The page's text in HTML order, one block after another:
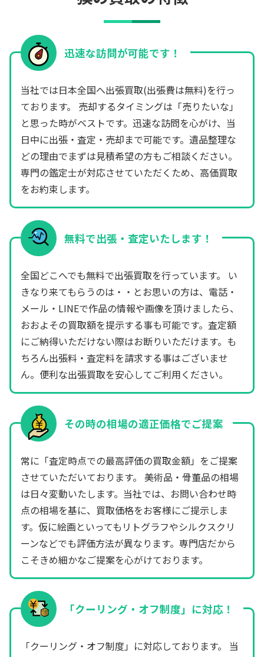
迅速な訪問が可能です！
当社では日本全国へ出張買取(出張費は無料)を行っ
ております。 売却するタイミングは「売りたいな」
と思った時がベストです。迅速な訪問を心がけ、当
日中に出張・査定・売却まで可能です。遺品整理な
どの理由でまずは見積希望の方もご相談ください。
専門の鑑定士が対応させていただくため、高価買取
をお約束します。
無料で出張・査定いたします！
全国どこへでも無料で出張買取を行っています。 い
きなり来てもらうのは・・とお思いの方は、電話・
メール・LINEで作品の情報や画像を頂けましたら、
おおよその買取額を提示する事も可能です。査定額
にご納得いただけない際はお断りいただけます。も
ちろん出張料・査定料を請求する事はございませ
ん。便利な出張買取を安心してご利用ください。
その時の相場の適正価格でご提案
常に「査定時点での最高評価の買取金額」をご提案
させていただいております。 美術品・骨董品の相場
は日々変動いたします。当社では、お問い合わせ時
点の相場を基に、買取価格をお客様にご提示しま
す。仮に絵画といってもリトグラフやシルクスクリ
ーンなどでも評価方法が異なります。専門店だから
こそきめ細かなご提案を心がけております。
「クーリング・オフ制度」に対応！
「クーリング・オフ制度」に対応しております。 当